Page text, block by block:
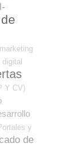
marketing
Y CV)
y
de